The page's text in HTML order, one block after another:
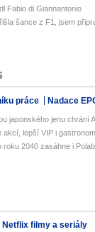
Fabio di Giannantonio
šance z F1, jsem
práce Nadace
japonského jenu chrání
lepší VIP i
2040 zasáhne i
Netflix filmy a seriály